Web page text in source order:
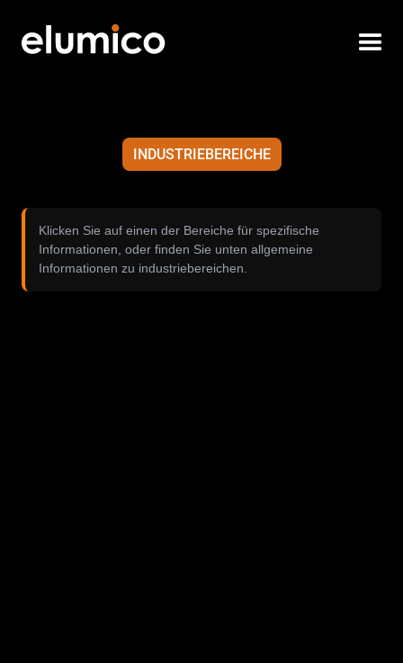
Klicken Sie auf einen der Bereiche für spezifische
Informationen, oder finden Sie unten allgemeine
Informationen zu industriebereichen.
INDUSTRIEBEREICHE